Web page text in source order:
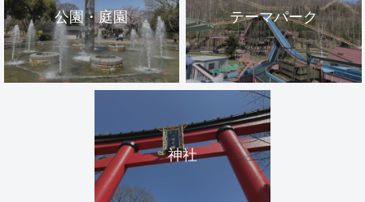
公園・庭園 テーマパーク
神社